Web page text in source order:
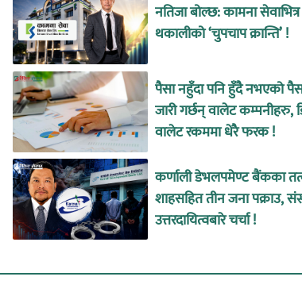
नतिजा बोल्छ: कामना
थकालीको ‘चुपचाप क्रान्ति’ !
पैसा नहुँदा पनि हुँदै नभएको
जारी गर्छन् वालेट कम्पनीहरु,
वालेट रकममा धेरै फरक !
कर्णाली डेभलपमेण्ट बैंकका
शाहसहित तीन जना पक्राउ,
उत्तरदायित्वबारे चर्चा !